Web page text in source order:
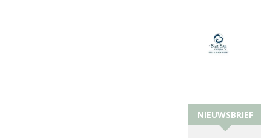
NIEUWSBRIEF